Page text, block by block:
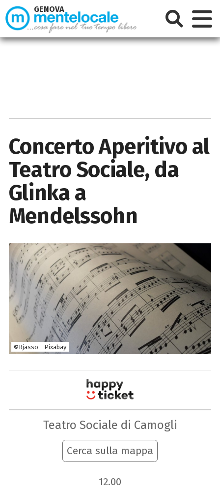
Concerto Aperitivo al
Teatro Sociale, da
Glinka a
Mendelssohn
©Rjasso - Pixabay
Teatro Sociale di Camogli
Cerca sulla mappa
12.00
GENOVA